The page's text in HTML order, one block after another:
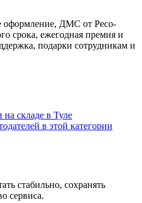
оформление, ДМС от Ресо-
срока, ежегодная премия и
подарки сотрудникам и
на складе в Туле
в этой категории
стабильно, сохранять
сервиса.